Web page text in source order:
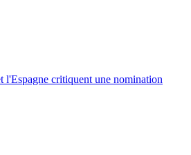
critiquent une nomination